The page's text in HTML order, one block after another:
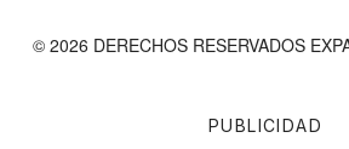
PUBLICIDAD
© 2026 DERECHOS RESERVADOS